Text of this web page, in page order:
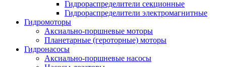
Гидрораспределители секционные
Гидрораспределители электромагнитные
Гидромоторы
Аксиально-поршневые моторы
Планетарные (героторные) моторы
Гидронасосы
Аксиально-поршневые насосы